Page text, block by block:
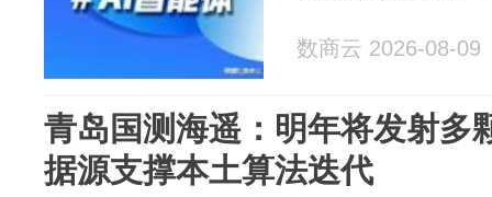
数商云 2026-08-09
青岛国测海遥：明年将发射多
据源支撑本土算法迭代